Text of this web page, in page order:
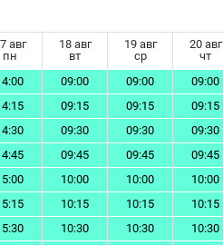
авг
пн
18 авг
вт
19 авг
ср
20 авг
чт
09:00 09:00 09:00
09:15 09:15 09:15
09:30 09:30 09:30
09:45 09:45 09:45
10:00 10:00 10:00
10:15 10:15 10:15
10:30 10:30 10:30